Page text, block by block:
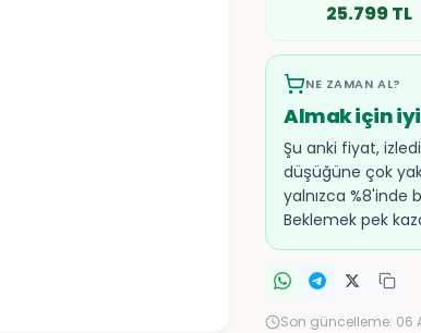
25.799TL
NE ZAMAN AL?
Almak için
Şu anki fiyat,
düşüğüne çok
yalnızca %8'inde
Beklemek pek
Son güncelleme: 06